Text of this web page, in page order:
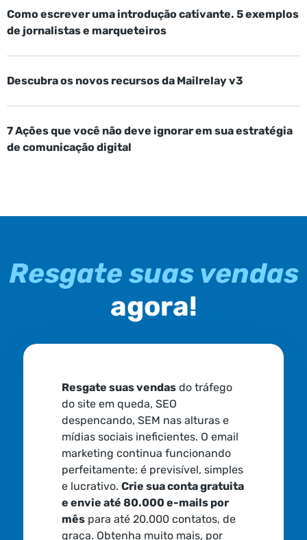
Como escrever uma introdução cativante. 5 exemplos
de jornalistas e marqueteiros
Descubra os novos recursos da Mailrelay v3
7 Ações que você não deve ignorar em sua estratégia
de comunicação digital
Resgate suas vendas
agora!
Resgate suas vendasdo tráfego
do site em queda, SEO
despencando, SEM nas alturas e
mídias sociais ineficientes. O email
marketing continua funcionando
perfeitamente: é previsível, simples
e lucrativo. Crie sua conta gratuita
e envie até 80.000 e-mails por
mêspara até 20.000 contatos, de
graça. Obtenha muito mais, por